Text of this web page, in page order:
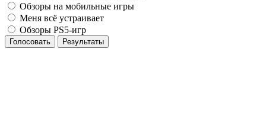
Обзоры на мобильные игры
Меня всё устраивает
Обзоры PS5-игр
Голосовать Результаты